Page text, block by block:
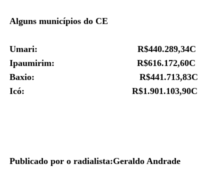
Alguns municípios do CE
Umari: R$440.289,34C
Ipaumirim: R$616.172,60C
Baxio: R$441.713,83C
Icó: R$1.901.103,90C
Publicado por o radialista:Geraldo Andrade